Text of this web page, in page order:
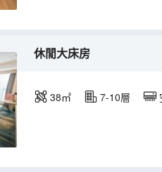
休閒大床房
38㎡ 7-10層